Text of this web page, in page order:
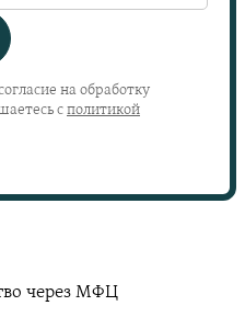
на обработку
с политикой
через МФЦ